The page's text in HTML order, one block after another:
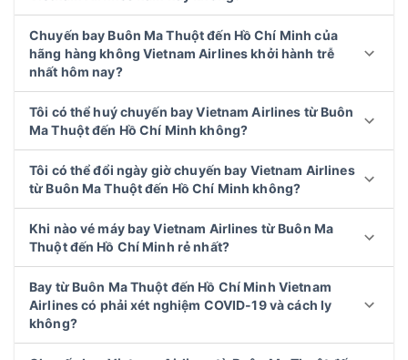
Chuyến bay Buôn Ma Thuột đến Hồ Chí Minh của
hãng hàng không Vietnam Airlines khởi hành trễ
nhất hôm nay?
Tôi có thể huý chuyến bay Vietnam Airlines từ Buôn
Ma Thuột đến Hồ Chí Minh không?
Tôi có thể đổi ngày giờ chuyến bay Vietnam Airlines
từ Buôn Ma Thuột đến Hồ Chí Minh không?
Khi nào vé máy bay Vietnam Airlines từ Buôn Ma
Thuột đến Hồ Chí Minh rẻ nhất?
Bay từ Buôn Ma Thuột đến Hồ Chí Minh Vietnam
Airlines có phải xét nghiệm COVID-19 và cách ly
không?